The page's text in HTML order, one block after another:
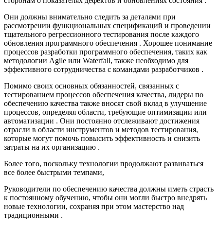
Они должны внимательно следить за деталями при
рассмотрении функциональных спецификаций и проведении
тщательного регрессионного тестирования после каждого
обновления программного обеспечения . Хорошее понимание
процессов разработки программного обеспечения, таких как
методологии Agile или Waterfall, также необходимо для
эффективного сотрудничества с командами разработчиков .
Помимо своих основных обязанностей, связанных с
тестированием процессов обеспечения качества, лидеры по
обеспечению качества также вносят свой вклад в улучшение
процессов, определяя области, требующие оптимизации или
автоматизации . Они постоянно отслеживают достижения
отрасли в области инструментов и методов тестирования,
которые могут помочь повысить эффективность и снизить
затраты на их организацию .
Более того, поскольку технологии продолжают развиваться
все более быстрыми темпами,
Руководители по обеспечению качества должны иметь страсть
к постоянному обучению, чтобы они могли быстро внедрять
новые технологии, сохраняя при этом мастерство над
традиционными .